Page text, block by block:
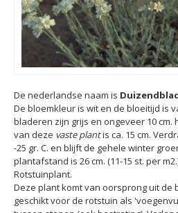
De nederlandse naam is
De bloemkleur is wit en de bloeitijd is
bladeren zijn grijs en ongeveer 10 cm.
van deze vaste plantis ca. 15 cm.
-25 gr. C. en blijft de gehele winter
plantafstand is 26 cm. (11-15 st. per
Rotstuinplant.
Deze plant komt van oorsprong uit de
geschikt voor de rotstuin als